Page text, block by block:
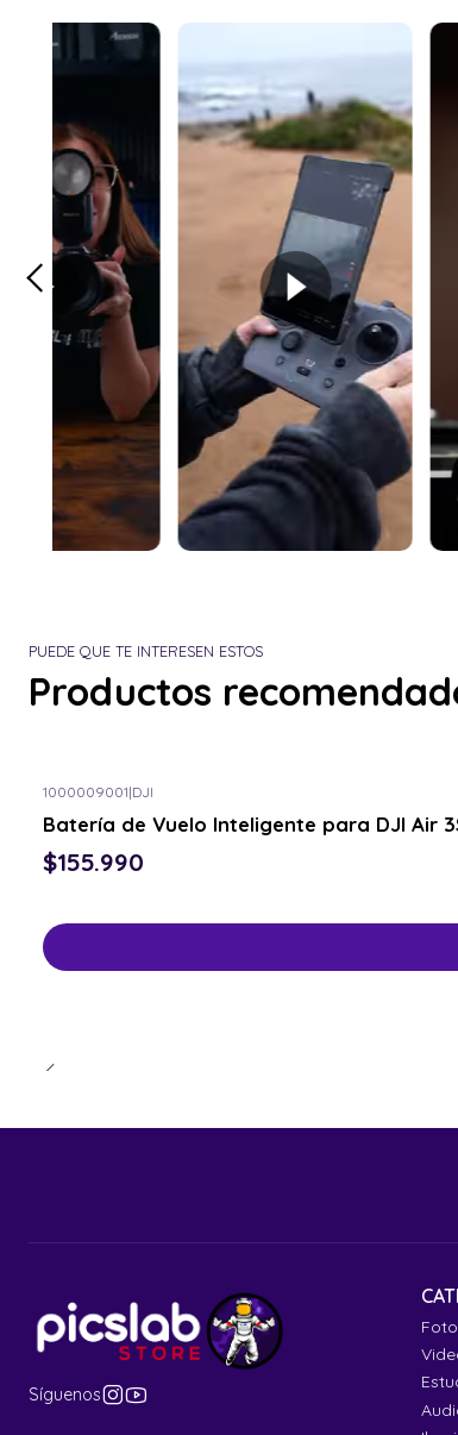
PUEDE QUE TE INTERESEN ESTOS
Productos
1000009001|DJI
Batería de Vuelo Inteligente para DJI Air
$155.990
Síguenos